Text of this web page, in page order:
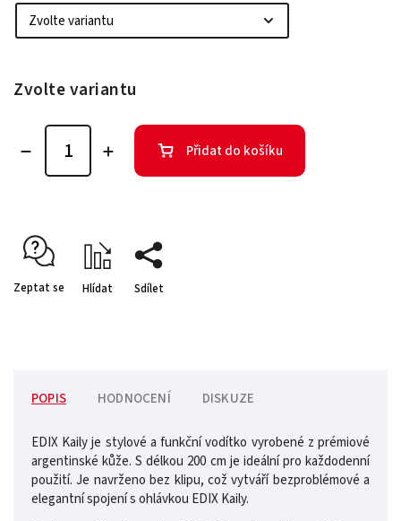
Zvolte variantu
Přidat do košíku
Zeptat se Hlídat Sdílet
POPIS HODNOCENÍ DISKUZE
EDIX Kaily je stylové a funkční vodítko vyrobené z prémiové
argentinské kůže. S délkou 200 cm je ideální pro každodenní
použití. Je navrženo bez klipu, což vytváří bezproblémové a
elegantní spojení s ohlávkou EDIX Kaily.